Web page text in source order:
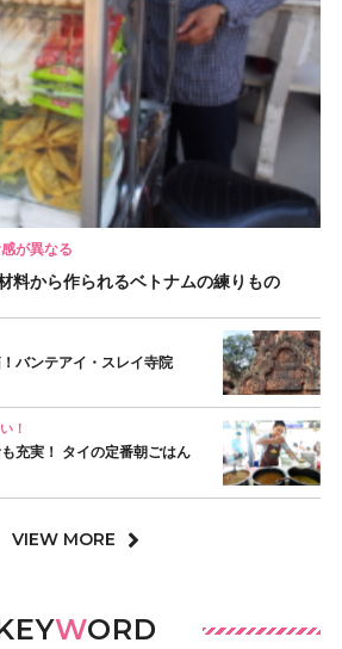
が異なる
料から作られるベトナムの練りもの
バンテアイ・スレイ寺院
！
充実！ タイの定番朝ごはん
VIEW MORE
WORD